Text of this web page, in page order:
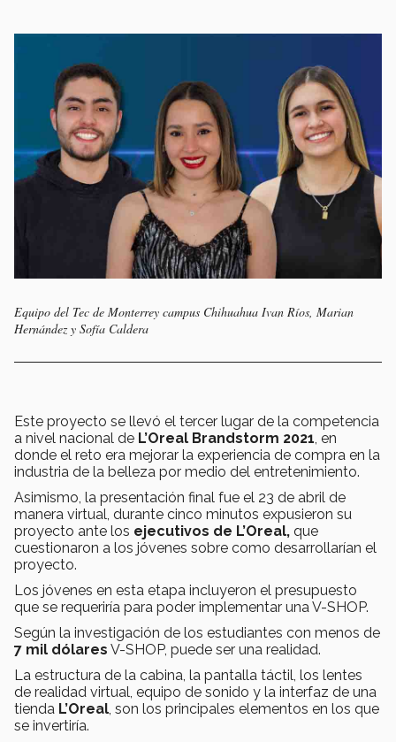
Equipo del Tec de Monterrey campus Chihuahua Ivan Ríos, Marian
Hernández y Sofía Caldera
Este proyecto se llevó el tercer lugar de la competencia
a nivel nacional de L’Oreal Brandstorm 2021, en
donde el reto era mejorar la experiencia de compra en la
industria de la belleza por medio del entretenimiento.
Asimismo, la presentación final fue el 23 de abril de
manera virtual, durante cinco minutos expusieron su
proyecto ante los ejecutivos de L’Oreal, que
cuestionaron a los jóvenes sobre como desarrollarían el
proyecto.
Los jóvenes en esta etapa incluyeron el presupuesto
que se requeriría para poder implementar una V-SHOP.
Según la investigación de los estudiantes con menos de
7 mil dólares V-SHOP, puede ser una realidad.
La estructura de la cabina, la pantalla táctil, los lentes
de realidad virtual, equipo de sonido y la interfaz de una
tienda L’Oreal, son los principales elementos en los que
se invertiría.